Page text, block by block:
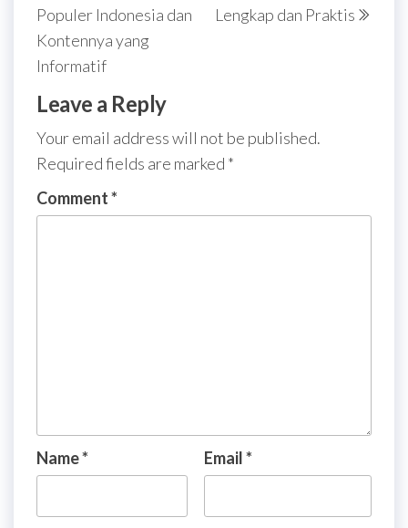
Populer Indonesia dan
Kontennya yang
Informatif
Lengkap dan Praktis
Leave a Reply
Your email address will not be published.
Required fields are marked *
Comment*
Name* Email*